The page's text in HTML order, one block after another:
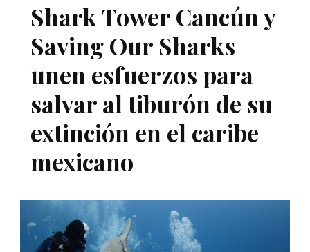
Shark Tower Cancún y
Saving Our Sharks
unen esfuerzos para
salvar al tiburón de su
extinción en el caribe
mexicano